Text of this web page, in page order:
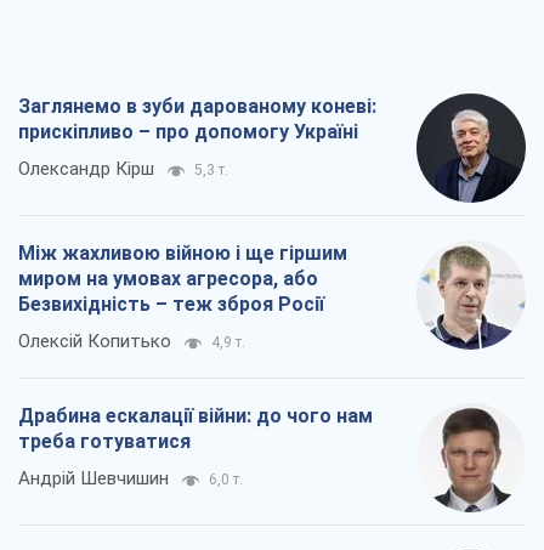
Заглянемо в зуби дарованому коневі:
прискіпливо – про допомогу Україні
Олександр Кірш 5,3 т.
Між жахливою війною і ще гіршим
миром на умовах агресора, або
Безвихідність – теж зброя Росії
Олексій Копитько 4,9 т.
Драбина ескалації війни: до чого нам
треба готуватися
Андрій Шевчишин 6,0 т.